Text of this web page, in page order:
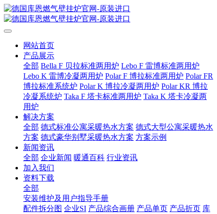
网站首页
产品展示
全部 Bella F 贝拉标准两用炉 Lebo F 雷博标准两用炉
Lebo K 雷博冷凝两用炉 Polar F 博拉标准两用炉 Polar FR
博拉标准系统炉 Polar K 博拉冷凝两用炉 Polar KR 博拉
冷凝系统炉 Taka F 塔卡标准两用炉 Taka K 塔卡冷凝两
用炉
解决方案
全部 德式标准公寓采暖热水方案 德式大型公寓采暖热水
方案 德式豪华别墅采暖热水方案 方案示例
新闻资讯
全部 企业新闻 暖通百科 行业资讯
加入我们
资料下载
全部
安装维护及用户指导手册
配件拆分图 企业SI 产品综合画册 产品单页 产品折页 库